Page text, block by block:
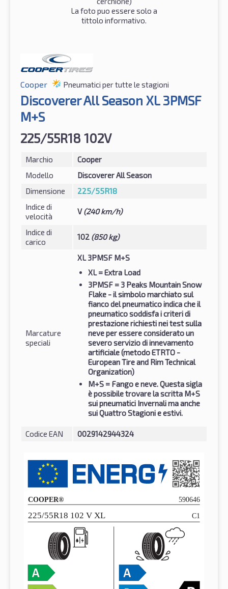
La foto puo essere solo a
tittolo informativo.
Cooper Pneumatici per tutte le stagioni
Discoverer All Season XL 3PMSF
M+S
225/55R18 102V
Marchio
Cooper
Modello
Discoverer All Season
Dimensione
225/55R18
Indice di
velocità
V(240 km/h)
Indice di
carico
102 (850 kg)
Marcature
speciali
XL 3PMSF M+S
XL= Extra Load
3PMSF = 3 Peaks Mountain Snow
Flake - il simbolo marchiato sul
fianco del pneumatico indica che il
pneumatico soddisfa i criteri di
prestazione richiesti nei test sulla
neve per essere considerato un
severo servizio di innevamento
artificiale (metodo ETRTO -
European Tire and Rim Technical
Organization)
M+S = Fango e neve. Questa sigla
è possibile trovare la scritta M+S
sui pneumatici Invernali ma anche
sui Quattro Stagioni e estivi.
Codice EAN 0029142944324